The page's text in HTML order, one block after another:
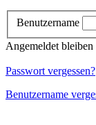
Benutzername
Angemeldet bleiben
Passwort vergessen?
Benutzername